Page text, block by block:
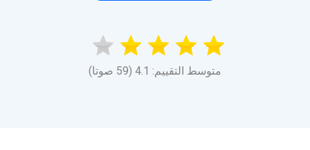
متوسط التقييم: 4.1 (59 صوتا)